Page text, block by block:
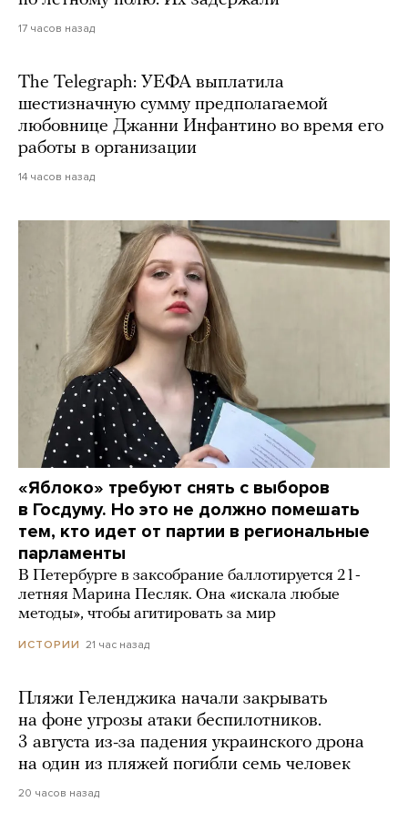
17 часов назад
The Telegraph: УЕФА выплатила
шестизначную сумму предполагаемой
любовнице Джанни Инфантино во время его
работы в организации
14 часов назад
«Яблоко» требуют снять с выборов
в Госдуму. Но это не должно помешать
тем, кто идет от партии в региональные
парламенты
В Петербурге в заксобрание баллотируется 21-
летняя Марина Песляк. Она «искала любые
методы», чтобы агитировать за мир
ИСТОРИИ 21 час назад
Пляжи Геленджика начали закрывать
на фоне угрозы атаки беспилотников.
3 августа из-за падения украинского дрона
на один из пляжей погибли семь человек
20 часов назад